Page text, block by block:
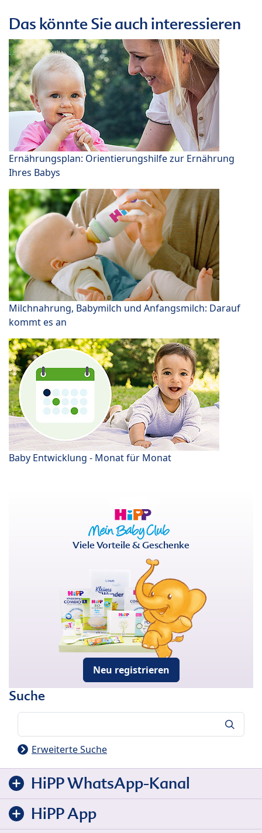
Das könnte Sie auch interessieren
Ernährungsplan: Orientierungshilfe zur Ernährung
Ihres Babys
Milchnahrung, Babymilch und Anfangsmilch: Darauf
kommt es an
Baby Entwicklung - Monat für Monat
Viele Vorteile & Geschenke
Neu registrieren
Suche
Erweiterte Suche
HiPP WhatsApp-Kanal
HiPP App